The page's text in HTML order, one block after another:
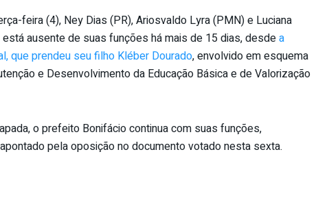
feira (4), Ney Dias (PR), Ariosvaldo Lyra (PMN) e Luciana
ausente de suas funções há mais de 15 dias, desdea
que prendeu seu filho Kléber Dourado, envolvido em esquema
e Desenvolvimento da Educação Básica e de Valorização
o prefeito Bonifácio continua com suas funções,
pela oposição no documento votado nesta sexta.